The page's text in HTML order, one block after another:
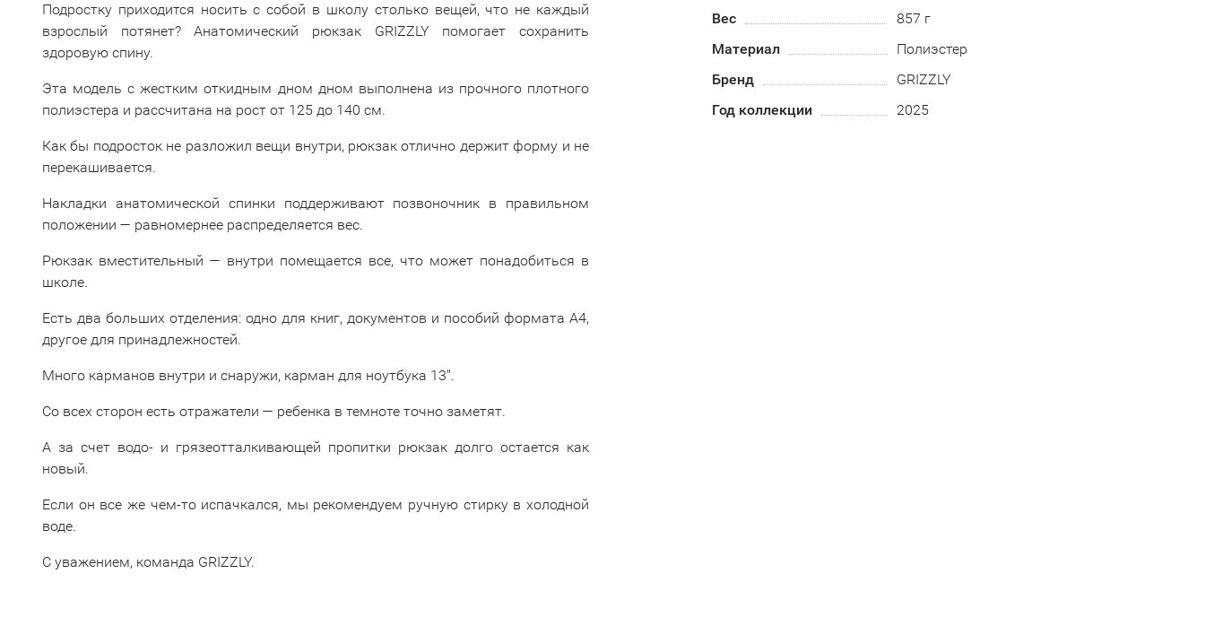
Подростку приходится носить с собой в школу столько вещей, что не каждый
взрослый потянет? Анатомический рюкзак GRIZZLY помогает сохранить
здоровую спину.
Эта модель с жестким откидным дном дном выполнена из прочного плотного
полиэстера и рассчитана на рост от 125 до 140 см.
Как бы подросток не разложил вещи внутри, рюкзак отлично держит форму и не
перекашивается.
Накладки анатомической спинки поддерживают позвоночник в правильном
положении — равномернее распределяется вес.
Рюкзак вместительный — внутри помещается все, что может понадобиться в
школе.
Есть два больших отделения: одно для книг, документов и пособий формата А4,
другое для принадлежностей.
Много карманов внутри и снаружи, карман для ноутбука 13".
Со всех сторон есть отражатели — ребенка в темноте точно заметят.
А за счет водо- и грязеотталкивающей пропитки рюкзак долго остается как
новый.
Если он все же чем-то испачкался, мы рекомендуем ручную стирку в холодной
воде.
С уважением, команда GRIZZLY.
Вес
857 г
Материал
Полиэстер
Бренд
GRIZZLY
Год коллекции
2025